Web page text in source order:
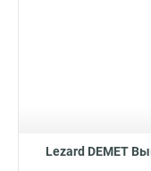
Lezard DEMET